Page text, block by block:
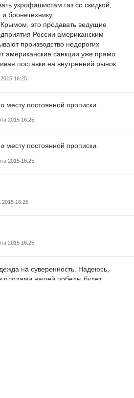
укрофашистам газ со скидкой,
бронетехнику,
это продавать ведущие
России американским
производство недорогих
американские санкции уже прямо
поставки на внутренний рынок.
16:25
месту постоянной прописки.
2015 16:25
месту постоянной прописки.
2015 16:25
2015 16:25
2015 16:25
на суверенность. Надеюсь,
плодами нашей победы будет